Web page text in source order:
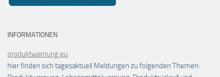
INFORMATIONEN
produktwarnung.eu
hier finden sich tagesaktuell Meldungen zu folgenden Themen: